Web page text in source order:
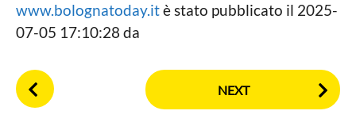
www.bolognatoday.itè stato pubblicato il 2025-
07-05 17:10:28 da
P
o
NEXT